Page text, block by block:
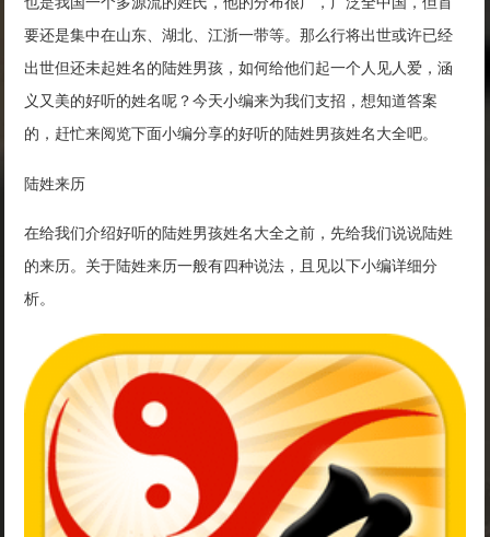
要还是集中在山东、湖北、江浙一带等。那么行将出世或许已经
出世但还未起姓名的陆姓男孩，如何给他们起一个人见人爱，涵
义又美的好听的姓名呢？今天小编来为我们支招，想知道答案
的，赶忙来阅览下面小编分享的好听的陆姓男孩姓名大全吧。
陆姓来历
在给我们介绍好听的陆姓男孩姓名大全之前，先给我们说说陆姓
的来历。关于陆姓来历一般有四种说法，且见以下小编详细分
析。